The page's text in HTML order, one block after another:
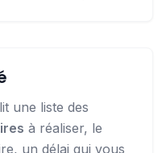
une liste des
à réaliser, le
un délai qui vous